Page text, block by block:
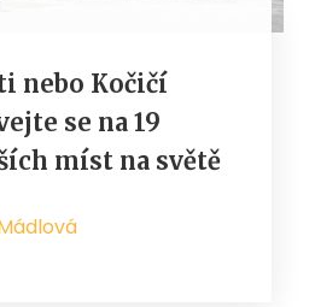
nebo Kočičí
se na 19
míst na světě